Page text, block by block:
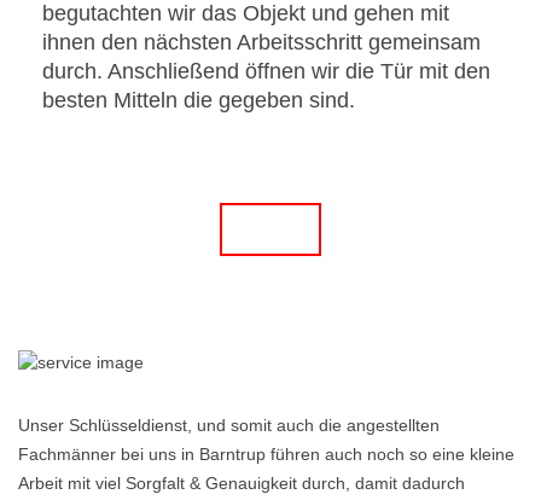
begutachten wir das Objekt und gehen mit
ihnen den nächsten Arbeitsschritt gemeinsam
durch. Anschließend öffnen wir die Tür mit den
besten Mitteln die gegeben sind.
Unser Schlüsseldienst, und somit auch die angestellten
Fachmänner bei uns in Barntrup führen auch noch so eine kleine
Arbeit mit viel Sorgfalt & Genauigkeit durch, damit dadurch